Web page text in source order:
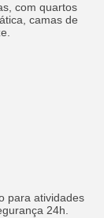
com quartos
camas de
para atividades
24h.